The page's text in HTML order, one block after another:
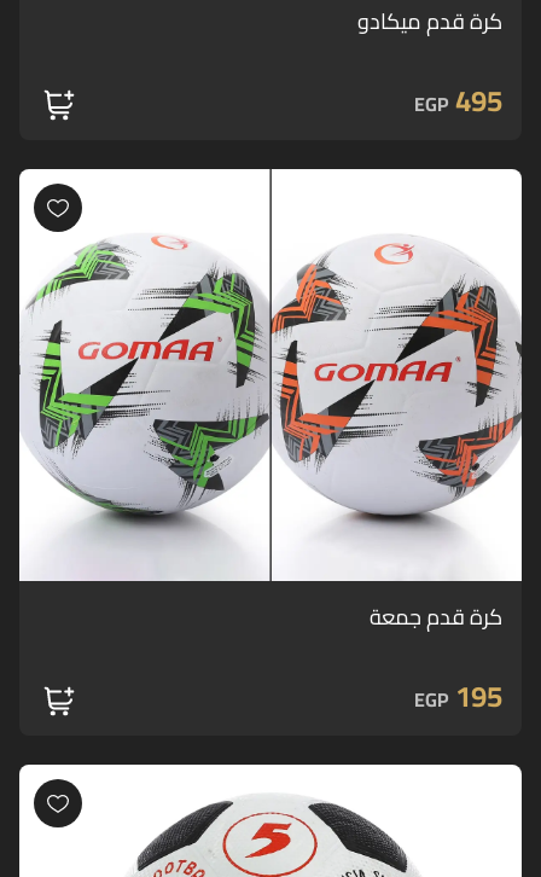
كرة قدم ميكادو
495
EGP
كرة قدم جمعة
195
EGP